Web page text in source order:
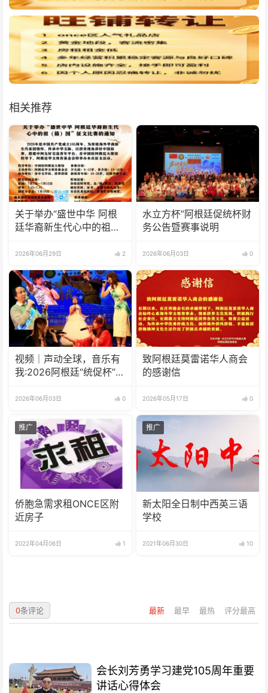
相关推荐
关于举办“盛世中华 阿根
廷华裔新生代心中的祖
2026年06月29日 2
水立方杯”阿根廷促统杯财
务公告暨赛事说明
2026年06月03日 0
视频｜声动全球，音乐有
我:2026阿根廷“统促杯”水
圆满落幕
2026年06月03日 0
致阿根廷莫雷诺华人商会
的感谢信
2026年05月17日 0
推广
侨胞急需求租ONCE区附
近房子
2022年04月06日 1
推广
新太阳全日制中西英三语
学校
2021年06月30日 10
最新 最早 最热 评分最高
0条评论
会长刘芳勇学习建党105周年重要
讲话心得体会